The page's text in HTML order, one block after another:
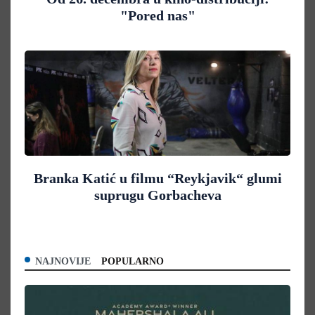
"Pored nas"
Branka Katić u filmu “Reykjavik“ glumi
suprugu Gorbacheva
NAJNOVIJE POPULARNO